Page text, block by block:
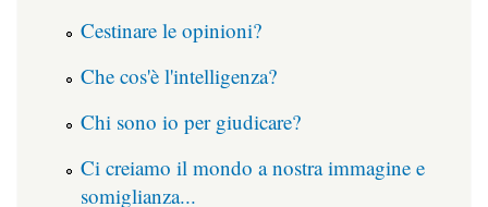
Cestinare le opinioni?
Che cos'è l'intelligenza?
Chi sono io per giudicare?
Ci creiamo il mondo a nostra immagine e
somiglianza...